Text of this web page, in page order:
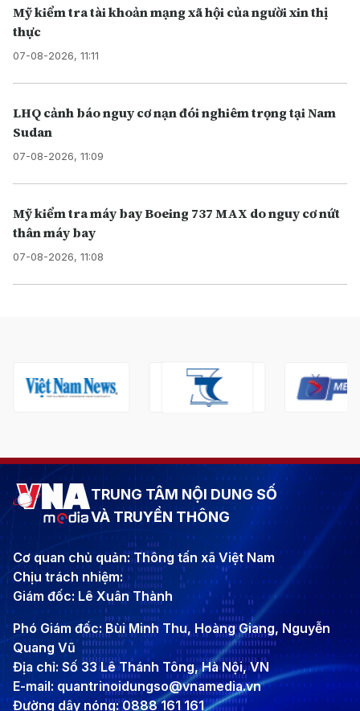
Mỹ kiểm tra tài khoản mạng xã hội của người xin thị
thực
07-08-2026, 11:11
LHQ cảnh báo nguy cơ nạn đói nghiêm trọng tại Nam
Sudan
07-08-2026, 11:09
Mỹ kiểm tra máy bay Boeing 737 MAX do nguy cơ nứt
thân máy bay
07-08-2026, 11:08
TRUNG TÂM NỘI DUNG SỐ
VÀ TRUYỀN THÔNG
Cơ quan chủ quản: Thông tấn xã Việt Nam
Chịu trách nhiệm:
Giám đốc: Lê Xuân Thành
Phó Giám đốc: Bùi Minh Thu, Hoàng Giang, Nguyễn
Quang Vũ
Địa chỉ: Số 33 Lê Thánh Tông, Hà Nội, VN
E-mail: quantrinoidungso@vnamedia.vn
Đường dây nóng: 0888 161 161